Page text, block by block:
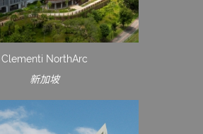
Clementi NorthArc
新加坡